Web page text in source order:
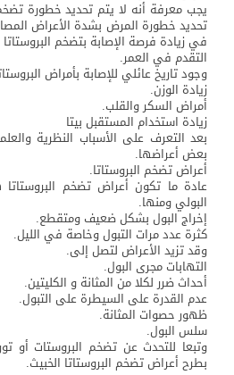
يجب معرفة أنه لا يتم تحديد خطورة
تحديد خطورة المرض بشدة الأعراض
في زيادة فرصة الإصابة بتضخم
التقدم في العمر.
وجود تاريخ عائلي للإصابة بأمراض
زيادة الوزن.
أمراض السكر والقلب.
زيادة استخدام المستقبل بيتا
بعد التعرف على الأسباب النظرية
بعض أعراضها.
أعراض تضخم البروستاتا.
عادة ما تكون أعراض تضخم
البولي ومنها.
إخراج البول بشكل ضعيف ومتقطع.
كثرة عدد مرات التبول وخاصة في الليل.
وقد تزيد الأعراض لتصل إلى.
التهابات مجرى البول.
أحداث ضرر لكلا من المثانة و الكليتين.
عدم القدرة على السيطرة على التبول.
ظهور حصوات المثانة.
سلس البول.
وتبعا للتحدث عن تضخم البروستات أو
بطرح أعراض تضخم البروستاتا الخبيث.